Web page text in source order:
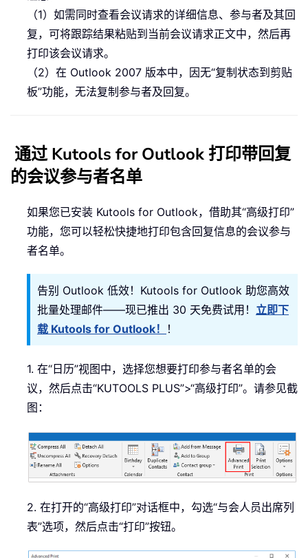
（1）如需同时查看会议请求的详细信息、参与者及其回
复，可将跟踪结果粘贴到当前会议请求正文中，然后再
打印该会议请求。
（2）在 Outlook 2007 版本中，因无“复制状态到剪贴
板”功能，无法复制参与者及回复。
通过 Kutools for Outlook 打印带回复
的会议参与者名单
如果您已安装 Kutools for Outlook，借助其“高级打印”
功能，您可以轻松快捷地打印包含回复信息的会议参与
者名单。
告别 Outlook 低效！Kutools for Outlook 助您高效
批量处理邮件——现已推出 30 天免费试用！ 立即下
载 Kutools for Outlook！
！
1. 在“日历”视图中，选择您想要打印参与者名单的会
议，然后点击“KUTOOLS PLUS”>“高级打印”。请参见截
图：
2. 在打开的“高级打印”对话框中，勾选“与会人员出席列
表”选项，然后点击“打印”按钮。